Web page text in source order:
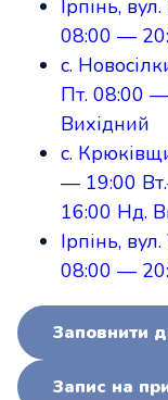
Ірпінь,
08:00 —
с.
Пт. 08:00 —
Вихідний
с.
— 19:00
16:00 Нд.
Ірпінь,
08:00 —
Заповнити
Запис на